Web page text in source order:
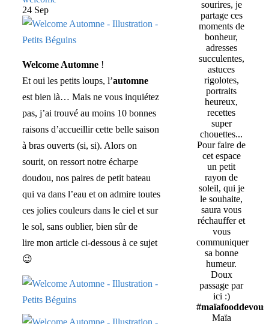
24 Sep
Welcome Automne !
Et oui les petits loups, l’automne
est bien là… Mais ne vous inquiétez
pas, j’ai trouvé au moins 10 bonnes
raisons d’accueillir cette belle saison
à bras ouverts (si, si). Alors on
sourit, on ressort notre écharpe
doudou, nos paires de petit bateau
qui va dans l’eau et on admire toutes
ces jolies couleurs dans le ciel et sur
le sol, sans oublier, bien sûr de
lire mon article ci-dessous à ce sujet
😉
sourires, je
partage ces
moments de
bonheur,
adresses
succulentes,
astuces
rigolotes,
portraits
heureux,
recettes
super
chouettes...
Pour faire de
cet espace
un petit
rayon de
soleil, qui je
le souhaite,
saura vous
réchauffer et
vous
communiquer
sa bonne
humeur.
Doux
passage par
ici :)
#maïafooddevous
Maïa